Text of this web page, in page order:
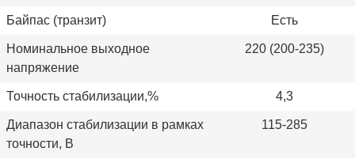
Байпас (транзит) Есть
Номинальное выходное
напряжение
220 (200-235)
Точность стабилизации,% 4,3
Диапазон стабилизации в рамках
точности, В
115-285